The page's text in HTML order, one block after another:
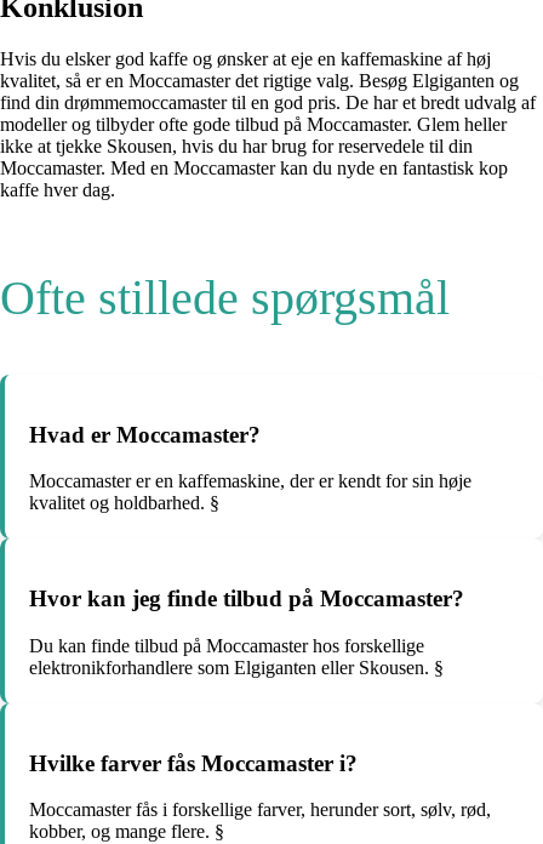
Konklusion
Hvis du elsker god kaffe og ønsker at eje en kaffemaskine af høj
kvalitet, så er en Moccamaster det rigtige valg. Besøg Elgiganten og
find din drømmemoccamaster til en god pris. De har et bredt udvalg af
modeller og tilbyder ofte gode tilbud på Moccamaster. Glem heller
ikke at tjekke Skousen, hvis du har brug for reservedele til din
Moccamaster. Med en Moccamaster kan du nyde en fantastisk kop
kaffe hver dag.
Ofte stillede spørgsmål
Hvad er Moccamaster?
Moccamaster er en kaffemaskine, der er kendt for sin høje
kvalitet og holdbarhed. §
Hvor kan jeg finde tilbud på Moccamaster?
Du kan finde tilbud på Moccamaster hos forskellige
elektronikforhandlere som Elgiganten eller Skousen. §
Hvilke farver fås Moccamaster i?
Moccamaster fås i forskellige farver, herunder sort, sølv, rød,
kobber, og mange flere. §